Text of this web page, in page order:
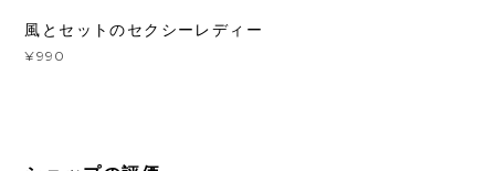
風とセットのセクシーレディー
¥990